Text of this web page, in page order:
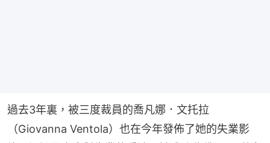
過去3年裏，被三度裁員的喬凡娜．文托拉
（Giovanna Ventola）也在今年發佈了她的失業影